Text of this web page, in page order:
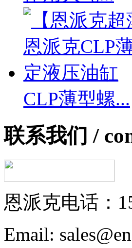
CLP薄型螺...
联系我们 /
恩派克电话：
Email: